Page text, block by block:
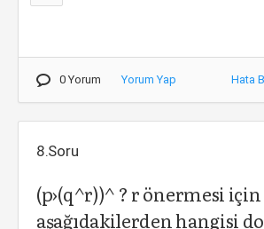
0 Yorum Yorum Yap Hata
8.Soru
(p›(q^r))^ ? r önermesi için
aşağıdakilerden hangisi